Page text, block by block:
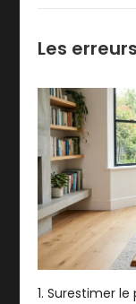
Les
1. Surestimer le